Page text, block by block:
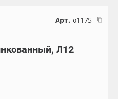
Арт. о1175
Л12